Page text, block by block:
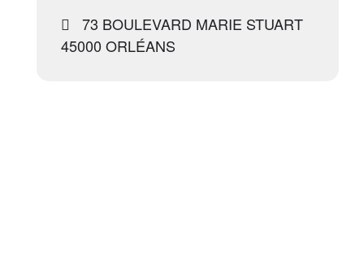
73 BOULEVARD MARIE STUART
45000 ORLÉANS